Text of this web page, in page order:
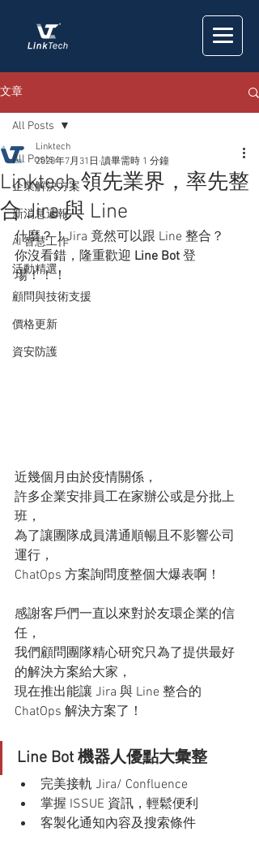
文章
All Posts
企業解決方案
新消息速報
AI 智慧工作
活動精選
顧問與技術支援
價格更新
資安防護
All Posts
Linktech 領先業界，率先整
合 Jira 與 Line
Linktech
2020年7月31日 讀畢需時 1 分鐘
什麼？！Jira 竟然可以跟 Line 整合？
你沒看錯，隆重歡迎 Line Bot 登
場！！！
近幾個月由於疫情關係，
許多企業安排員工在家辦公或是分批上
班，
為了讓團隊成員溝通順暢且不影響公司
運行，
ChatOps 方案詢問度整個大爆表啊！
感謝客戶們一直以來對於友環企業的信
任，
我們顧問團隊精心研究只為了提供最好
的解決方案給大家，
現在推出能讓 Jira 與 Line 整合的
ChatOps 解決方案了！
Line Bot 機器人優點大彙整
完美接軌 Jira/ Confluence
掌握 ISSUE 資訊，輕鬆便利
客製化通知內容及搜索條件